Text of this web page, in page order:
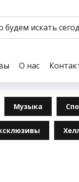
О нас
Музыка